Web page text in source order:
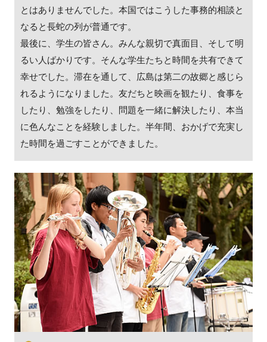
とはありませんでした。本国ではこうした事務的相談と
なると長蛇の列が普通です。
最後に、学生の皆さん。みんな親切で真面目、そして明
るい人ばかりです。そんな学生たちと時間を共有できて
幸せでした。滞在を通して、広島は第二の故郷と感じら
れるようになりました。友だちと映画を観たり、食事を
したり、勉強をしたり、問題を一緒に解決したり、本当
に色んなことを経験しました。半年間、おかげで充実し
た時間を過ごすことができました。